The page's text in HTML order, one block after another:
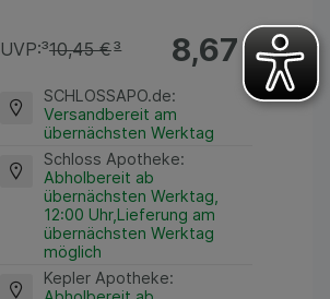
8,67 €¹
UVP:³10,45 €³
SCHLOSSAPO.de:
Versandbereit am
übernächsten Werktag
Schloss Apotheke:
Abholbereit ab
übernächsten Werktag,
12:00 Uhr,Lieferung am
übernächsten Werktag
möglich
Kepler Apotheke: